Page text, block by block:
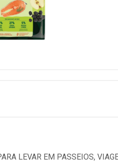
LEVAR EM PASSEIOS,